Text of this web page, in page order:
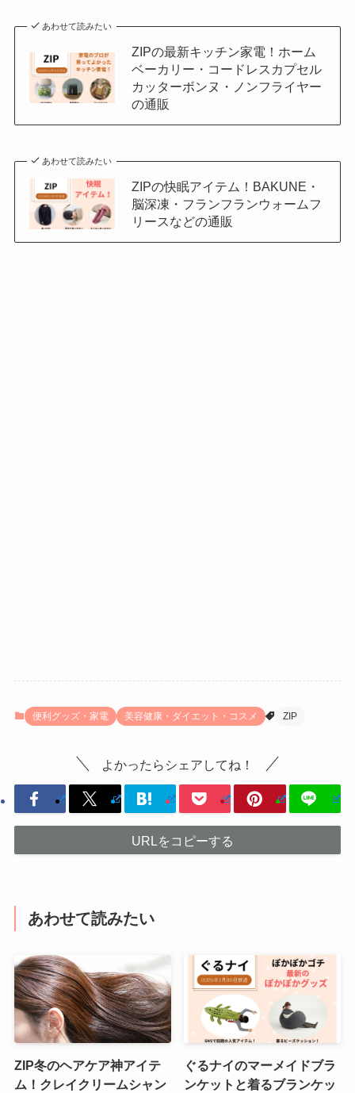
あわせて読みたい
ZIPの最新キッチン家電！ホーム
ベーカリー・コードレスカプセル
カッターボンヌ・ノンフライヤー
の通販
あわせて読みたい
ZIPの快眠アイテム！BAKUNE・
脳深凍・フランフランウォームフ
リースなどの通販
便利グッズ・家電 美容健康・ダイエット・コスメ ZIP
よかったらシェアしてね！
URLをコピーする
あわせて読みたい
ZIP冬のヘアケア神アイテ
ム！クレイクリームシャン
ぐるナイのマーメイドブラ
ンケットと着るブランケッ